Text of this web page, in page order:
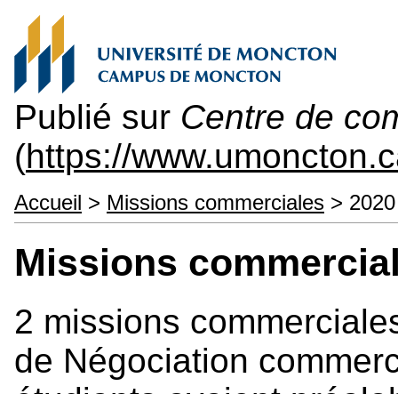
Publié sur Centre de
(https://
Accueil > Missions commerciales > 2020
Missions
2 missions
de Négociation